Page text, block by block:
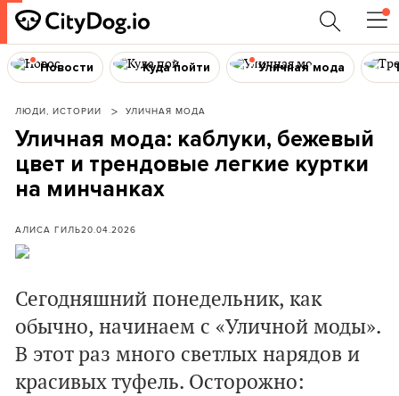
Новости Куда пойти Уличная мода
ЛЮДИ, ИСТОРИИ УЛИЧНАЯ МОДА
Уличная мода: каблуки, бежевый
цвет и трендовые легкие куртки
на минчанках
АЛИСА ГИЛЬ20.04.2026
Сегодняшний понедельник, как
обычно, начинаем с «Уличной моды».
В этот раз много светлых нарядов и
красивых туфель. Осторожно: